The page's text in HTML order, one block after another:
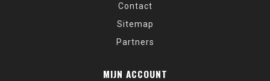
Contact
Sitemap
Partners
MIJN ACCOUNT